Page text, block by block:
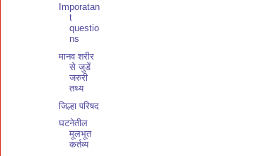
Imporatan
t
questio
ns
मानव शरीर
से जुडें
जरुरी
तथ्य
जिल्हा परिषद
घटनेतील
मूलभूत
कर्तव्य